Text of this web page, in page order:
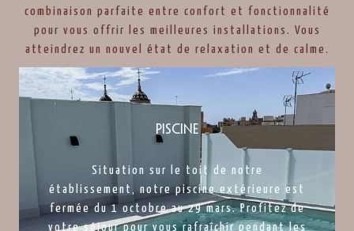
combinaison parfaite entre confort et fonctionnalité
pour vous offrir les meilleures installations. Vous
atteindrez un nouvel état de relaxation et de calme.
Piscine
Situation sur le toit de notre
établissement, notre piscine extérieure est
fermée du 1 octobre au 29 mars. Profitez de
votre séjour pour vous rafraîchir pendant les